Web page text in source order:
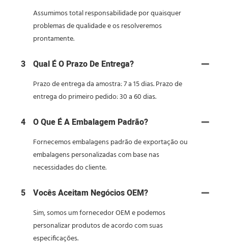
Assumimos total responsabilidade por quaisquer
problemas de qualidade e os resolveremos
prontamente.
3 Qual É O Prazo De Entrega?
Prazo de entrega da amostra: 7 a 15 dias. Prazo de
entrega do primeiro pedido: 30 a 60 dias.
4 O Que É A Embalagem Padrão?
Fornecemos embalagens padrão de exportação ou
embalagens personalizadas com base nas
necessidades do cliente.
5 Vocês Aceitam Negócios OEM?
Sim, somos um fornecedor OEM e podemos
personalizar produtos de acordo com suas
especificações.